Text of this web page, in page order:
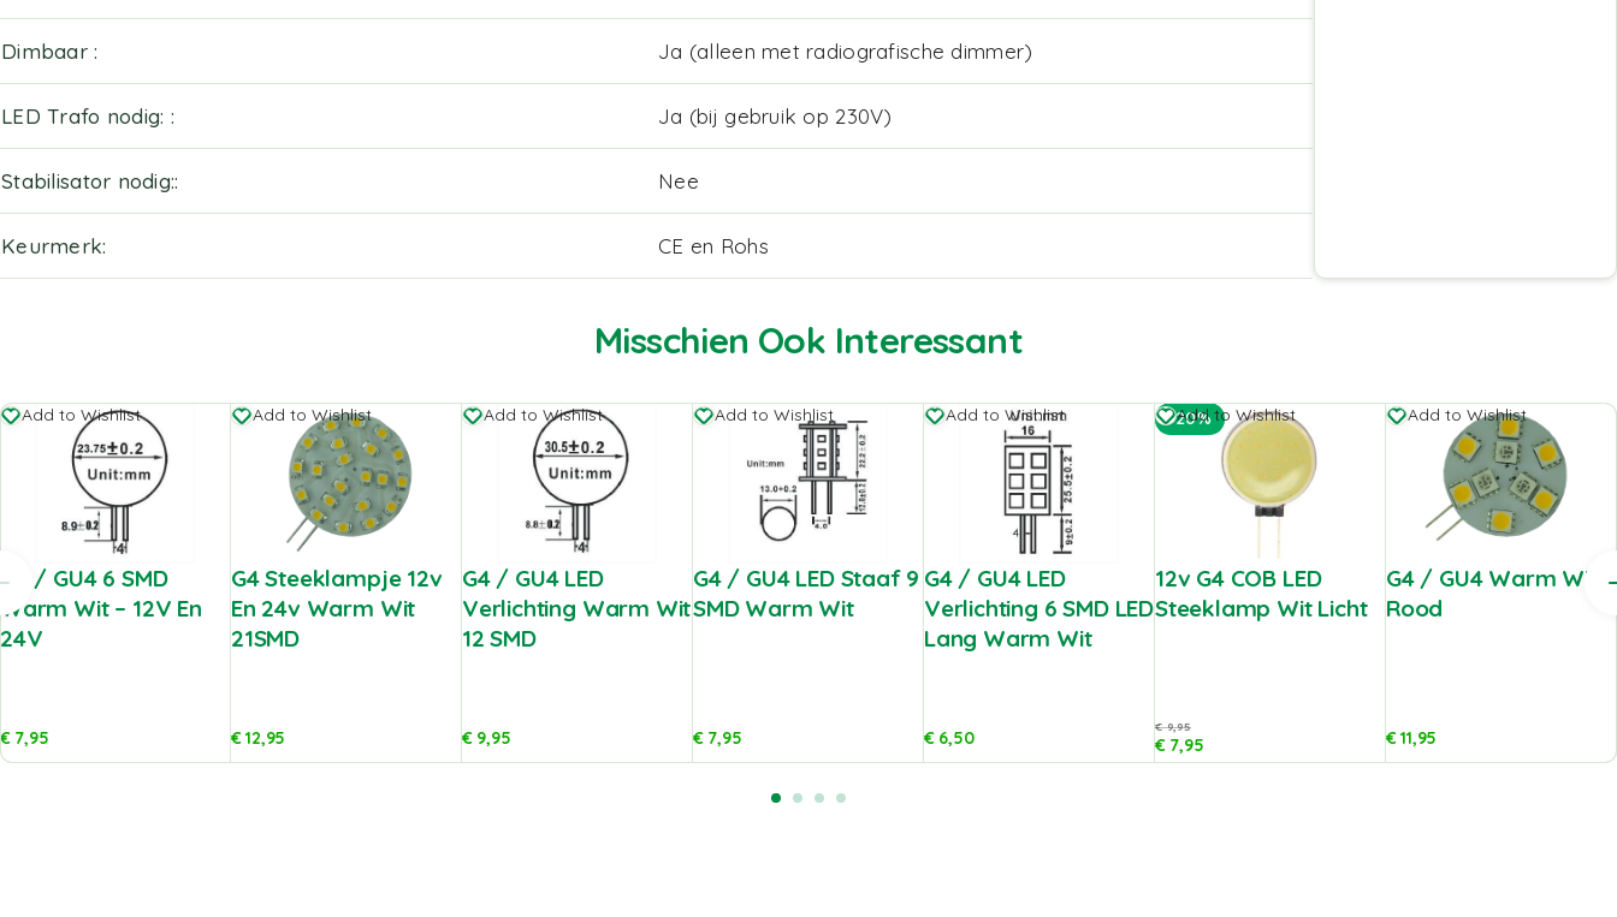
Dimbaar Ja (alleen met radiografische dimmer)
LED Trafo nodig: Ja (bij gebruik op 230V)
Stabilisator nodig: Nee
Keurmerk CE en Rohs
Misschien Ook Interessant
Add to Wishlist
G4 / GU4 6 SMD
Warm Wit – 12V En
24V
€7,95
Add to Wishlist
G4 Steeklampje 12v
En 24v Warm Wit
21SMD
€12,95
Add to Wishlist
G4 / GU4 LED
Verlichting Warm Wit
12 SMD
€9,95
Add to Wishlist
G4 / GU4 LED Staaf 9
SMD Warm Wit
€7,95
Add to Wishlist
G4 / GU4 LED
Verlichting 6 SMD LED
Lang Warm Wit
€6,50
-20%
Add to Wishlist
12v G4 COB LED
Steeklamp Wit Licht
€9,95
€7,95
Add to Wishlist
G4 / GU4 Warm Wit +
Rood
€11,95